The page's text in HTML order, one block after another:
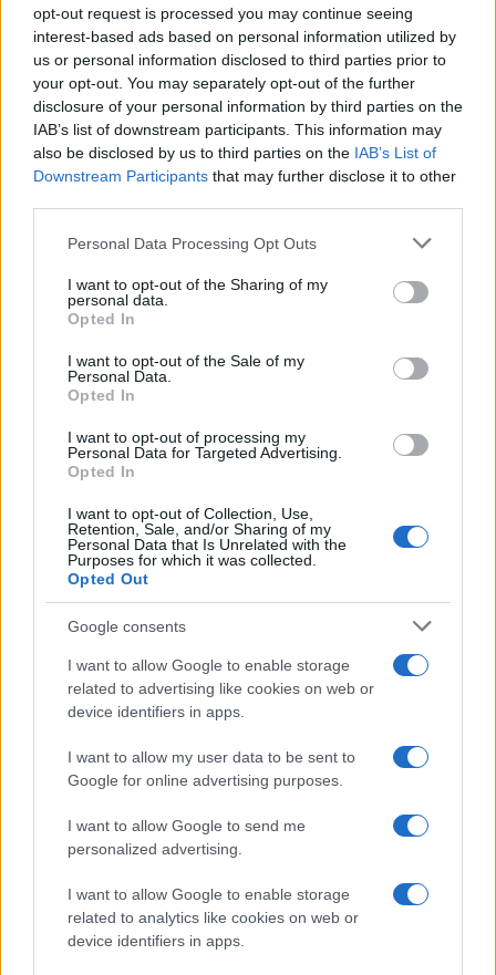
opt-out request is processed you may continue seeing
interest-based ads based on personal information utilized by
us or personal information disclosed to third parties prior to
your opt-out. You may separately opt-out of the further
disclosure of your personal information by third parties on the
IAB’s list of downstream participants. This information may
also be disclosed by us to third parties on the IAB’s List of
Downstream Participants that may further disclose it to other
Please note that this website/app uses one or more Google
not limited to your visit or usage behaviour. You may click to
grant or deny consent to Google and its third-party tags to
use your data for below specified purposes in below Google
consent section.
Personal Data Processing Opt Outs
I want to opt-out of the Sharing of my
personal data.
Opted In
I want to opt-out of the Sale of my
Personal Data.
Opted In
I want to opt-out of processing my
Personal Data for Targeted Advertising.
Opted In
I want to opt-out of Collection, Use,
Retention, Sale, and/or Sharing of my
Personal Data that Is Unrelated with the
Purposes for which it was collected.
Opted Out
Google consents
I want to allow Google to enable storage
related to advertising like cookies on web or
device identifiers in apps.
I want to allow my user data to be sent to
Google for online advertising purposes.
I want to allow Google to send me
personalized advertising.
I want to allow Google to enable storage
related to analytics like cookies on web or
device identifiers in apps.
Β.Σ. Καρούλιας: Τζίρος 98,7
εκατ. ευρώ και αύξηση
στοιχήματα σε low & non
Deloitte Ελλάδος:
Χρηματοοικονομικός
είσοδο στην πολωνική
Η Chery επενδύει 75 εκατ. δολάρια στην KG Mobility
Το FIAT 500 Hybrid τώρα
από 18.990 ευρώ
Ατρόμητος και Novibet
συνεχίζουν μαζί: Ανανέωση
το 2028
δεικτών FTSE4Good